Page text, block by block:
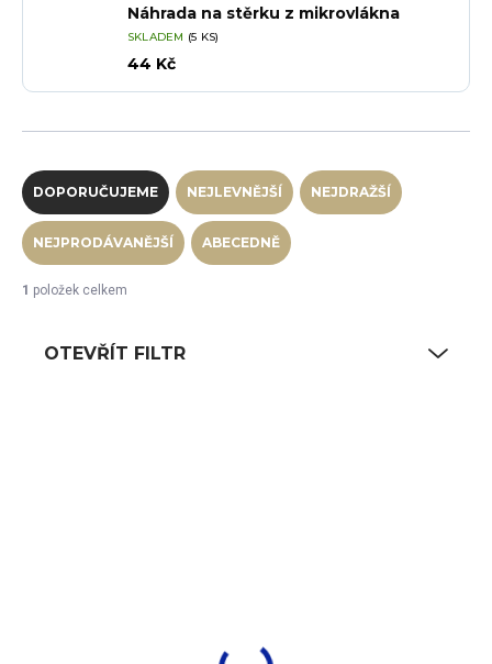
Náhrada na stěrku z mikrovlákna
SKLADEM (5 KS)
44 Kč
Řazení produktů
DOPORUČUJEME NEJLEVNĚJŠÍ NEJDRAŽŠÍ
NEJPRODÁVANĚJŠÍ ABECEDNĚ
1 položek celkem
OTEVŘÍT FILTR